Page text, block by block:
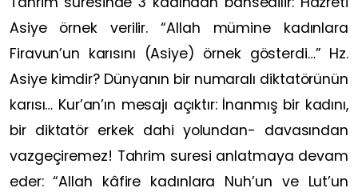
Asiye örnek verilir. “Allah mümine kadınlara
Firavun’un karısını (Asiye) örnek gösterdi…” Hz.
Asiye kimdir? Dünyanın bir numaralı diktatörünün
karısı… Kur’an’ın mesajı açıktır: İnanmış bir kadını,
bir diktatör erkek dahi yolundan- davasından
vazgeçiremez! Tahrim suresi anlatmaya devam
eder: “Allah kâfire kadınlara Nuh’un ve Lut’un